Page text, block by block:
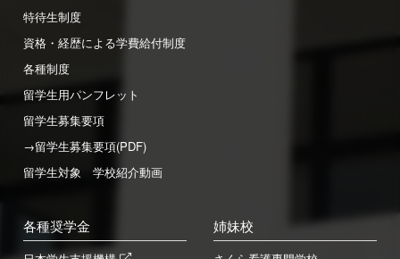
特待生制度
資格・経歴による学費給付制度
各種制度
留学生用パンフレット
留学生募集要項
→留学生募集要項(PDF)
留学生対象 学校紹介動画
各種奨学金 姉妹校